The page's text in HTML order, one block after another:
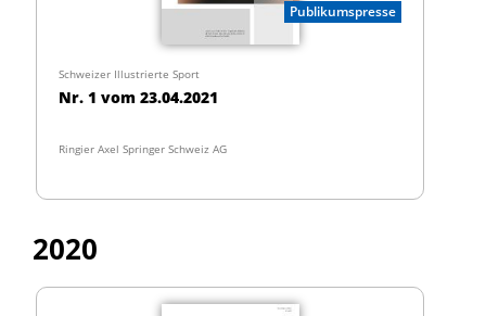
Publikumspresse
Schweizer Illustrierte Sport
Nr. 1 vom 23.04.2021
Ringier Axel Springer Schweiz AG
2020